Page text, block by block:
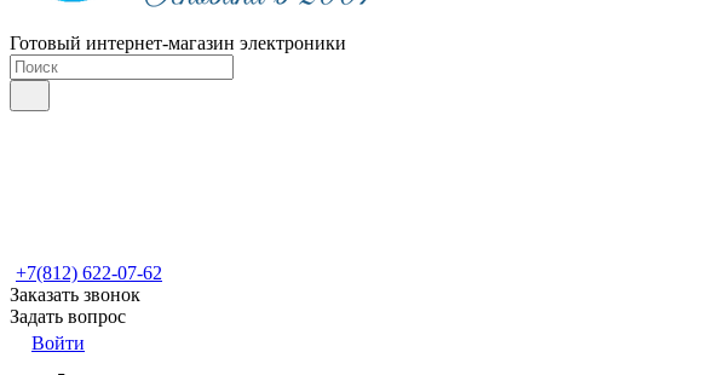
Готовый интернет-магазин электроники
+7(812) 622-07-62
Заказать звонок
Задать вопрос
Войти